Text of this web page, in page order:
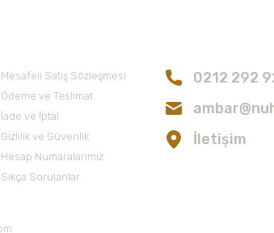
Mesafeli Satış Sözleşmesi
Ödeme ve Teslimat
İade ve İptal
Gizlilik ve Güvenlik
Hesap Numaralarımız
Sıkça Sorulanlar
0212 292
İletişim